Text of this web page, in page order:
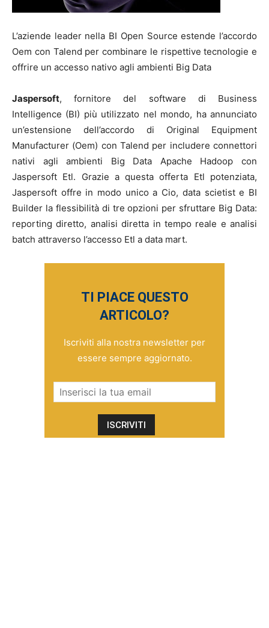
L’aziende leader nella BI Open Source estende l’accordo
Oem con Talend per combinare le rispettive tecnologie e
offrire un accesso nativo agli ambienti Big Data
Jaspersoft, fornitore del software di Business
Intelligence (BI) più utilizzato nel mondo, ha annunciato
un’estensione dell’accordo di Original Equipment
Manufacturer (Oem) con Talend per includere connettori
nativi agli ambienti Big Data Apache Hadoop con
Jaspersoft Etl. Grazie a questa offerta Etl potenziata,
Jaspersoft offre in modo unico a Cio, data scietist e BI
Builder la flessibilità di tre opzioni per sfruttare Big Data:
reporting diretto, analisi diretta in tempo reale e analisi
batch attraverso l’accesso Etl a data mart.
TI PIACE QUESTO
ARTICOLO?
Iscriviti alla nostra newsletter per
essere sempre aggiornato.